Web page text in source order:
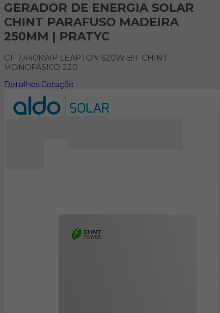
GERADOR DE ENERGIA SOLAR
CHINT PARAFUSO MADEIRA
250MM | PRATYC
GF 7,440KWP LEAPTON 620W BIF CHINT
MONOFÁSICO 220
Detalhes Cotação